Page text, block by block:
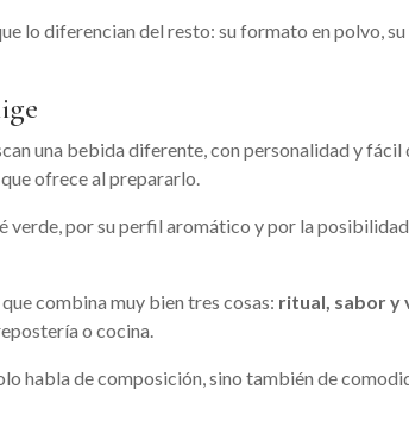
lo diferencian del resto: su formato en polvo,
una bebida diferente, con personalidad y fácil
ofrece al prepararlo.
verde, por su perfil aromático y por la
combina muy bien tres cosas: ritual, sabor y
o cocina.
habla de composición, sino también de